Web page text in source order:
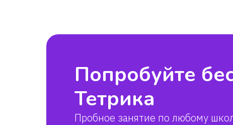
Попробуйте
Тетрика
Пробное занятие по любому